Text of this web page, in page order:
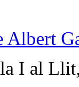
Albert
I al